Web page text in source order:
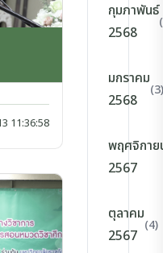
11:36:58
กุมภาพันธ์
2568
มกราคม
2568
(3)
พฤศจิกาย
2567
ตุลาคม
2567
(4)